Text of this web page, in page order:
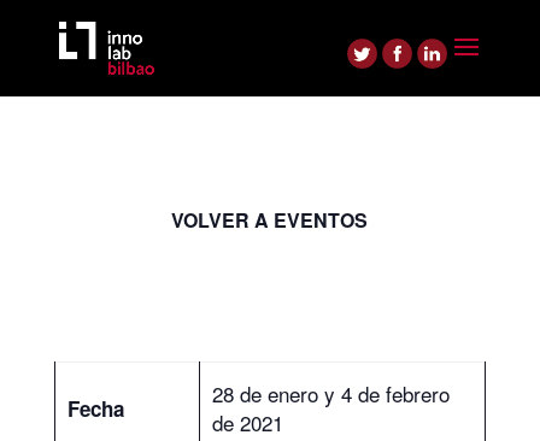
VOLVER A EVENTOS
Fecha
28 de enero y 4 de febrero
de 2021